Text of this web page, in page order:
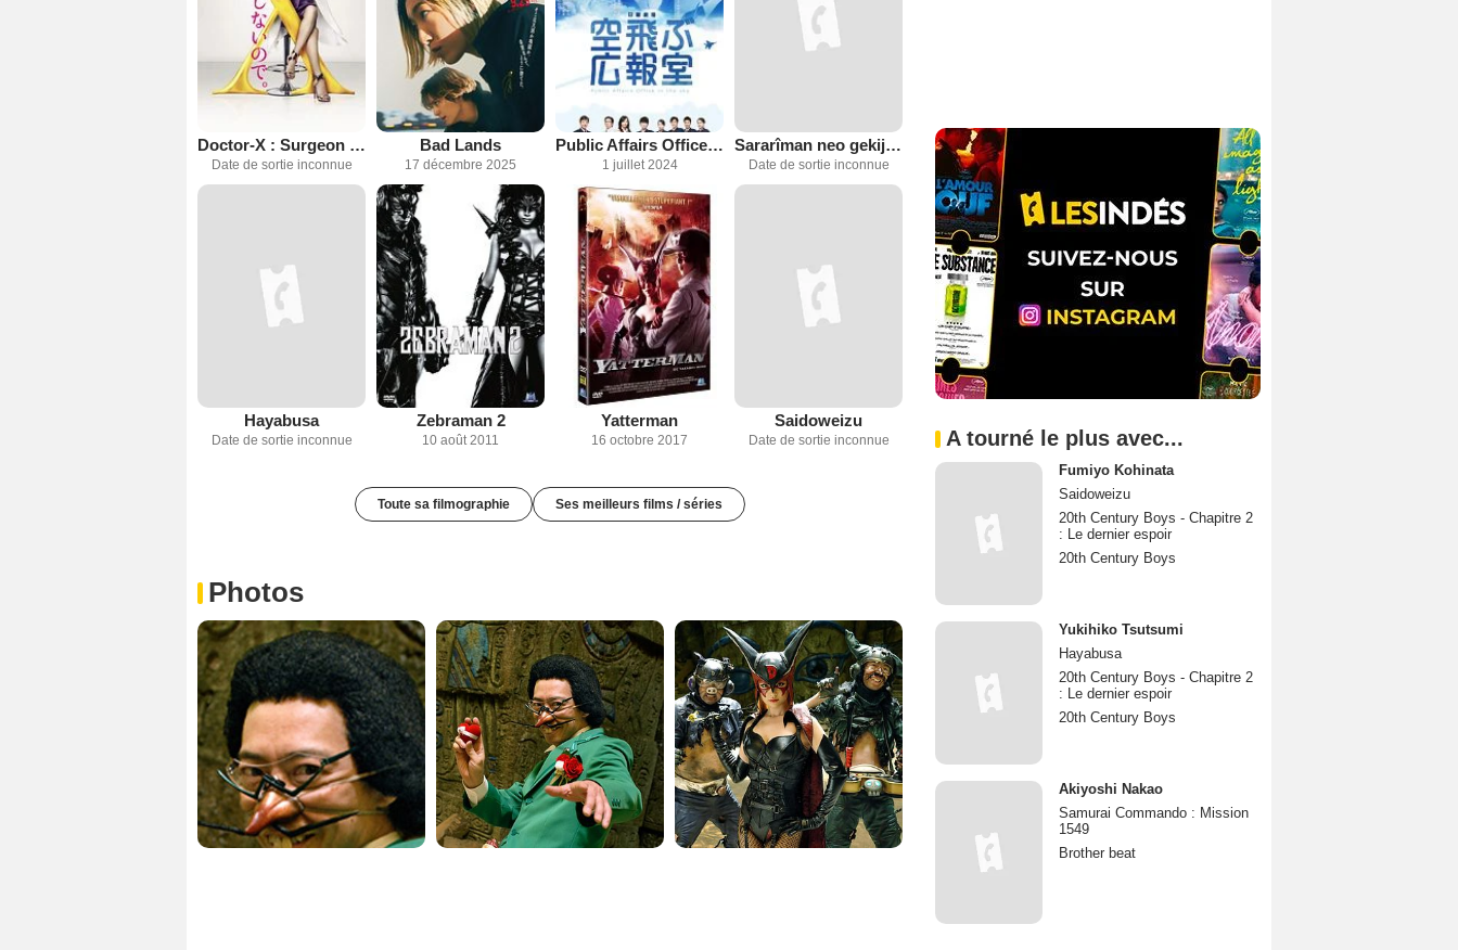
Doctor-X : Surgeon Michiko Daimon
Date de sortie inconnue
Bad Lands
17 décembre 2025
Public Affairs Office in the Sky
1 juillet 2024
Sararîman neo gekijouban (Warai)
Date de sortie inconnue
Hayabusa
Date de sortie inconnue
Zebraman 2
10 août 2011
Yatterman
16 octobre 2017
Saidoweizu
Date de sortie inconnue
Toute sa filmographie Ses meilleurs films / séries
Photos
A tourné le plus avec...
Fumiyo Kohinata
Saidoweizu
20th Century Boys - Chapitre 2
: Le dernier espoir
20th Century Boys
Yukihiko Tsutsumi
Hayabusa
20th Century Boys - Chapitre 2
: Le dernier espoir
20th Century Boys
Akiyoshi Nakao
Samurai Commando : Mission
1549
Brother beat